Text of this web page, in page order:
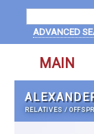
ADVANCED
MAIN
RELATIVES /